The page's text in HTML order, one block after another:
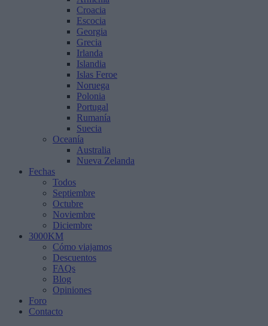
Croacia
Escocia
Georgia
Grecia
Irlanda
Islandia
Islas Feroe
Noruega
Polonia
Portugal
Rumanía
Suecia
Oceanía
Australia
Nueva Zelanda
Fechas
Todos
Septiembre
Octubre
Noviembre
Diciembre
3000KM
Cómo viajamos
Descuentos
FAQs
Blog
Opiniones
Foro
Contacto